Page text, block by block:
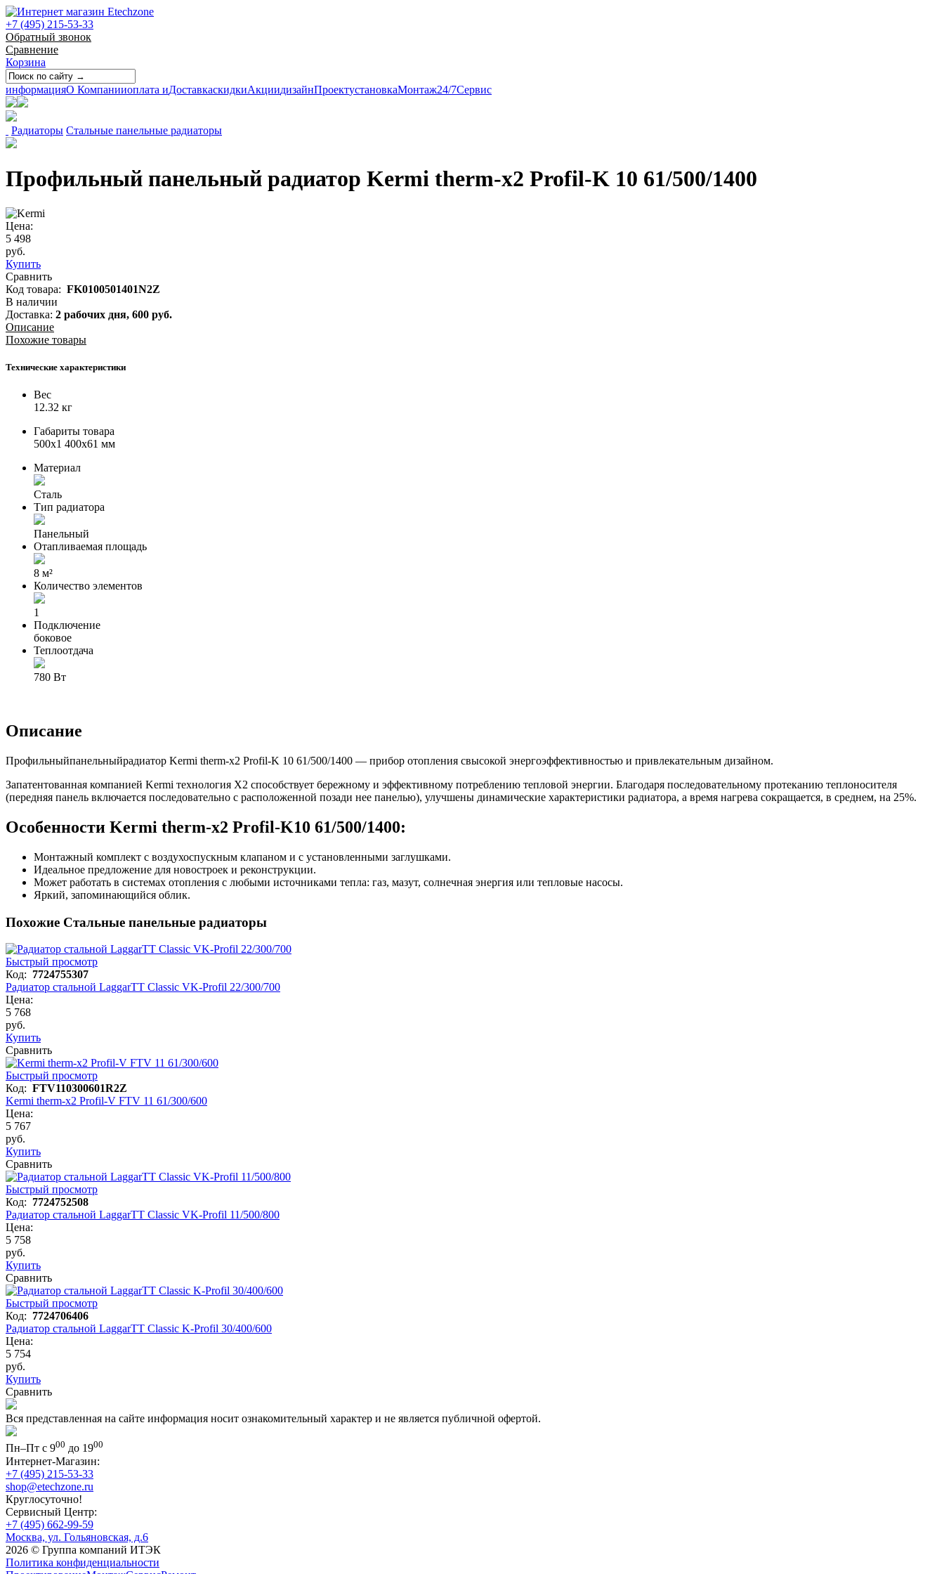
+7 (495) 215-53-33
Обратный звонок
Сравнение
Корзина
информацияО Компанииоплата иДоставкаскидкиАкциидизайнПроектустановкаМонтаж24/7Сервис
Радиаторы Стальные панельные радиаторы
Профильный панельный радиатор Kermi therm-x2 Profil-K 10 61/500/1400
Цена:
5 498
руб.
Купить
Сравнить
Код товара: FK0100501401N2Z
В наличии
Доставка: 2 рабочих дня, 600 руб.
Описание
Похожие товары
Технические характеристики
Вес
12.32 кг
Габариты товара
500x1 400x61 мм
Материал
Сталь
Тип радиатора
Панельный
Отапливаемая площадь
8 м²
Количество элементов
1
Подключение
боковое
Теплоотдача
780 Вт
Описание
Профильныйпанельныйрадиатор Kermi therm-x2 Profil-K 10 61/500/1400 — прибор отопления свысокой энергоэффективностью и привлекательным дизайном.
Запатентованная компанией Kermi технология X2 способствует бережному и эффективному потреблению тепловой энергии. Благодаря последовательному протеканию теплоносителя
(передняя панель включается последовательно с расположенной позади нее панелью), улучшены динамические характеристики радиатора, а время нагрева сокращается, в среднем, на 25%.
Особенности Kermi therm-x2 Profil-K10 61/500/1400:
Монтажный комплект с воздухоспускным клапаном и с установленными заглушками.
Идеальное предложение для новостроек и реконструкции.
Может работать в системах отопления с любыми источниками тепла: газ, мазут, солнечная энергия или тепловые насосы.
Яркий, запоминающийся облик.
Похожие Стальные панельные радиаторы
Быстрый просмотр
Код: 7724755307
Радиатор стальной LaggarTT Classic VK-Profil 22/300/700
Цена:
5 768
руб.
Купить
Сравнить
Быстрый просмотр
Код: FTV110300601R2Z
Kermi therm-x2 Profil-V FTV 11 61/300/600
Цена:
5 767
руб.
Купить
Сравнить
Быстрый просмотр
Код: 7724752508
Радиатор стальной LaggarTT Classic VK-Profil 11/500/800
Цена:
5 758
руб.
Купить
Сравнить
Быстрый просмотр
Код: 7724706406
Радиатор стальной LaggarTT Classic K-Profil 30/400/600
Цена:
5 754
руб.
Купить
Сравнить
Вся представленная на сайте информация носит ознакомительный характер и не является публичной офертой.
Пн–Пт с 900 до 1900
Интернет-Магазин:
+7 (495) 215-53-33
shop@etechzone.ru
Круглосуточно!
Сервисный Центр:
+7 (495) 662-99-59
Москва, ул. Гольяновская, д.6
2026 © Группа компаний ИТЭК
Политика конфиденциальности